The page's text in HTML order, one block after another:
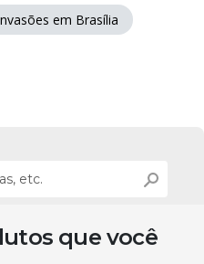
em Brasília
que você